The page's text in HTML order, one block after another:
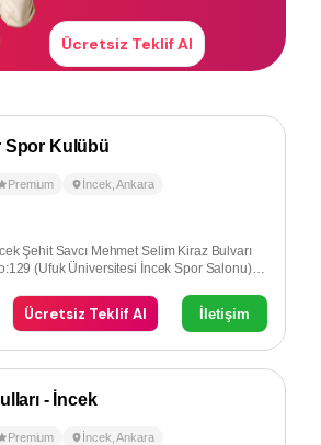
Ücretsiz Teklif Al
Spor Kulübü
Premium İncek ,Ankara
Şehit Savcı Mehmet Selim Kiraz Bulvarı
(Ufuk Üniversitesi İncek Spor Salonu)
Ücretsiz Teklif Al İletişim
- İncek
Premium İncek ,Ankara